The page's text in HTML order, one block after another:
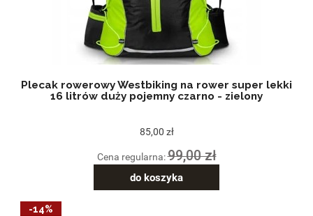
Plecak rowerowy Westbiking na rower super lekki
16 litrów duży pojemny czarno - zielony
85,00 zł
Cena regularna:99,00 zł
do koszyka
-14%